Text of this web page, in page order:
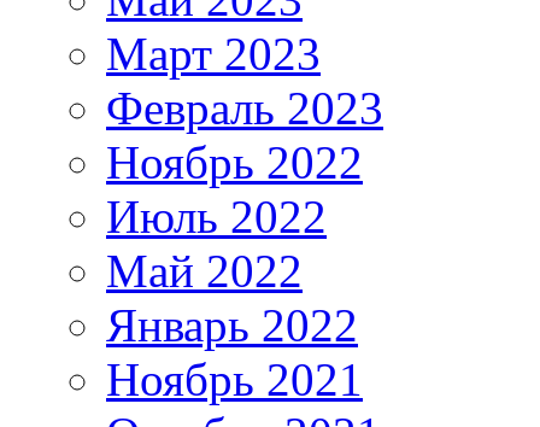
Март 2023
Февраль 2023
Ноябрь 2022
Июль 2022
Май 2022
Январь 2022
Ноябрь 2021